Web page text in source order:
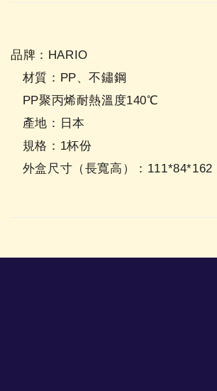
品牌：HARIO
材質：PP、不鏽鋼
PP聚丙烯耐熱溫度140℃
產地：日本
規格：1杯份
外盒尺寸（長寬高）：111*84*162